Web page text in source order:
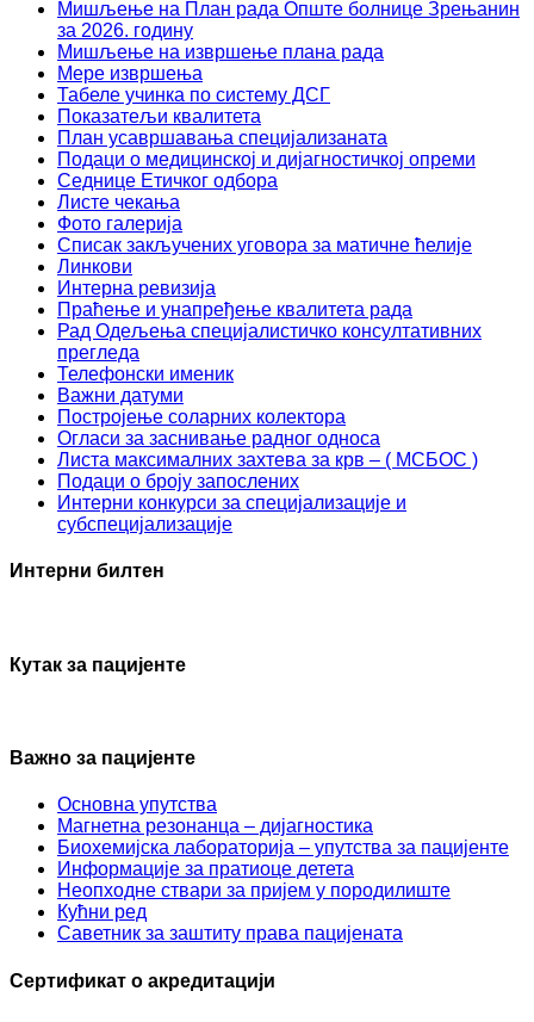
Мишљење на План рада Опште болнице Зрењанин
за 2026. годину
Мишљење на извршење плана рада
Мере извршења
Табеле учинка по систему ДСГ
Показатељи квалитета
План усавршавања специјализаната
Подаци о медицинској и дијагностичкој опреми
Седнице Етичког одбора
Листе чекања
Фото галерија
Списак закључених уговора за матичне ћелије
Линкови
Интерна ревизија
Праћење и унапређење квалитета рада
Рад Одељења специјалистичко консултативних
прегледа
Телефонски именик
Важни датуми
Постројење соларних колектора
Огласи за заснивање радног односа
Листа максималних захтева за крв – ( МСБОС )
Подаци о броју запослених
Интерни конкурси за специјализације и
субспецијализације
Интерни билтен
Кутак за пацијенте
Важно за пацијенте
Основна упутства
Mагнетна резонанца – дијагностика
Биохемијска лабораторија – упутства за пацијенте
Информације за пратиоце детета
Неопходне ствари за пријем у породилиште
Кућни ред
Саветник за заштиту права пацијената
Сертификат о акредитацији